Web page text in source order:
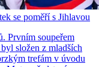
se poměří s Jihlavou
Prvním soupeřem
složen z mladších
trefám v úvodu